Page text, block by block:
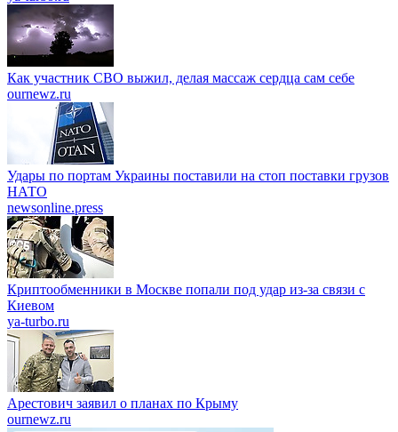
Как участник СВО выжил, делая массаж сердца сам себе
ournewz.ru
Удары по портам Украины поставили на стоп поставки грузов
НАТО
newsonline.press
Криптообменники в Москве попали под удар из-за связи с
Киевом
ya-turbo.ru
Арестович заявил о планах по Крыму
ournewz.ru